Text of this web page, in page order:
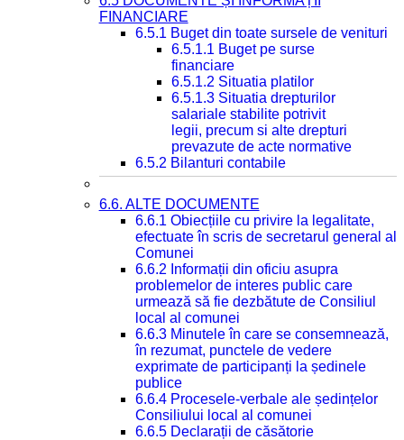
FINANCIARE
6.5.1 Buget din toate sursele de venituri
6.5.1.1 Buget pe surse
financiare
6.5.1.2 Situatia platilor
6.5.1.3 Situatia drepturilor
salariale stabilite potrivit
legii, precum si alte drepturi
prevazute de acte normative
6.5.2 Bilanturi contabile
6.6. ALTE DOCUMENTE
6.6.1 Obiecțiile cu privire la legalitate,
efectuate în scris de secretarul general al
Comunei
6.6.2 Informații din oficiu asupra
problemelor de interes public care
urmează să fie dezbătute de Consiliul
local al comunei
6.6.3 Minutele în care se consemnează,
în rezumat, punctele de vedere
exprimate de participanți la ședinele
publice
6.6.4 Procesele-verbale ale ședințelor
Consiliului local al comunei
6.6.5 Declarații de căsătorie